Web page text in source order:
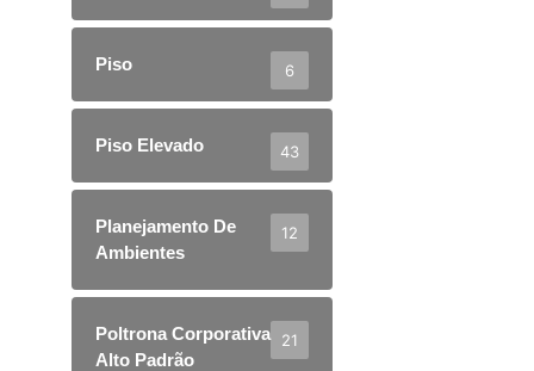
Piso 6
Piso Elevado 43
Planejamento De
Ambientes
12
Poltrona Corporativa
Alto Padrão
21